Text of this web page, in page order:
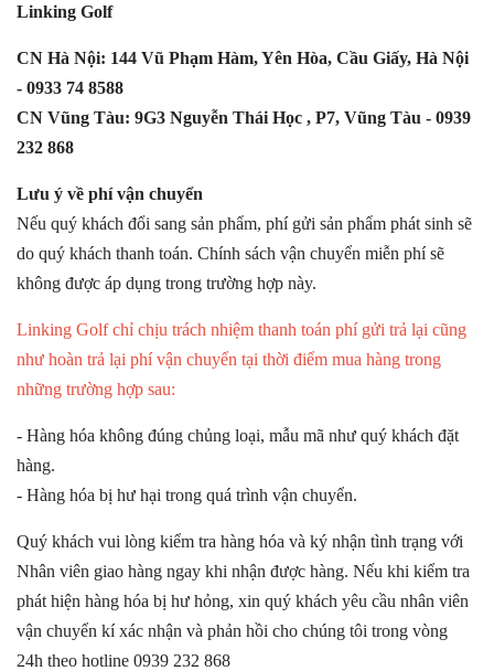
Linking Golf
CN Hà Nội: 144 Vũ Phạm Hàm, Yên Hòa, Cầu Giấy, Hà Nội
- 0933 74 8588
CN Vũng Tàu: 9G3 Nguyễn Thái Học , P7, Vũng Tàu - 0939
232 868
Lưu ý về phí vận chuyển
Nếu quý khách đổi sang sản phẩm, phí gửi sản phẩm phát sinh sẽ
do quý khách thanh toán. Chính sách vận chuyển miễn phí sẽ
không được áp dụng trong trường hợp này.
Linking Golf chỉ chịu trách nhiệm thanh toán phí gửi trả lại cũng
như hoàn trả lại phí vận chuyển tại thời điểm mua hàng trong
những trường hợp sau:
- Hàng hóa không đúng chủng loại, mẫu mã như quý khách đặt
hàng.
- Hàng hóa bị hư hại trong quá trình vận chuyển.
Quý khách vui lòng kiểm tra hàng hóa và ký nhận tình trạng với
Nhân viên giao hàng ngay khi nhận được hàng. Nếu khi kiểm tra
phát hiện hàng hóa bị hư hỏng, xin quý khách yêu cầu nhân viên
vận chuyển kí xác nhận và phản hồi cho chúng tôi trong vòng
24h theo hotline 0939 232 868